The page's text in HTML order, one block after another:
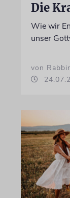
Die
Wie wir
unser
von